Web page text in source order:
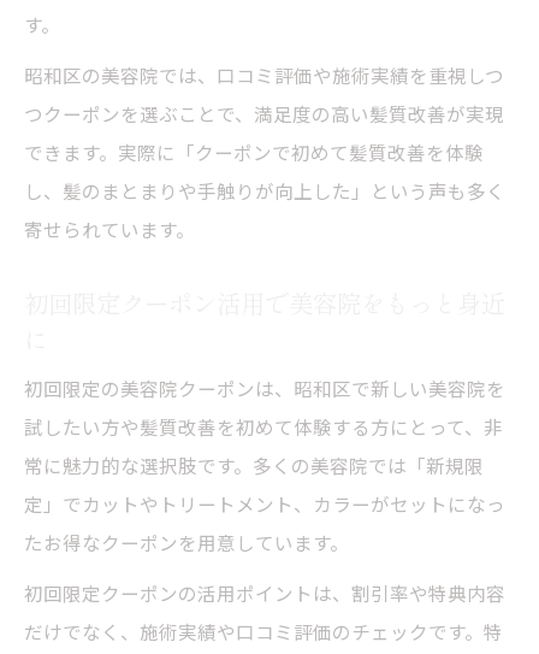
髪悩みに応える美容院クーポンの選び方の
コツ
パサつきや広がり対策も美容院クーポンで
実現
提案
髪質改善を実感する最新クーポン活用アイデア
最新美容院クーポンで髪質改善の効果を実
感
美容院クーポンを併用してワンランク上の
仕上がりへ
美容院の限定クーポンで髪質改善を加速さ
す。
昭和区の美容院では、口コミ評価や施術実績を重視しつ
つクーポンを選ぶことで、満足度の高い髪質改善が実現
できます。実際に「クーポンで初めて髪質改善を体験
し、髪のまとまりや手触りが向上した」という声も多く
寄せられています。
初回限定の美容院クーポンは、昭和区で新しい美容院を
試したい方や髪質改善を初めて体験する方にとって、非
常に魅力的な選択肢です。多くの美容院では「新規限
定」でカットやトリートメント、カラーがセットになっ
たお得なクーポンを用意しています。
初回限定クーポンの活用ポイントは、割引率や特典内容
だけでなく、施術実績や口コミ評価のチェックです。特